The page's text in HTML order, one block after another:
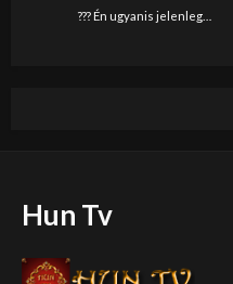
??? Én ugyanis jelenleg…
Hun Tv